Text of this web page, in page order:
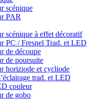
scénique
PAR
scénique à effet décoratif
PC / Fresnel Trad. et LED
de découpe
de poursuite
horiziode et cycliode
trad. et LED
couleur
de gobo